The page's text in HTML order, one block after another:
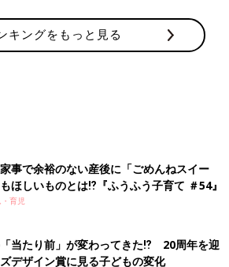
保育園勤務の後に退職し、現在は子
して講演、執筆活動を行なっている。
し、個々を尊重した関わり、子育ての
育てブログ『保育士おとーちゃんの子
人の支持を得る。難しくなりがちな現
キングをもっと見る
事で余裕のない産後に「ごめんねスイー
ほしいものとは⁉︎『ふうふう子育て ＃54』
育児
当たり前」が変わってきた⁉ 20周年を迎
デザイン賞に見る子どもの変化